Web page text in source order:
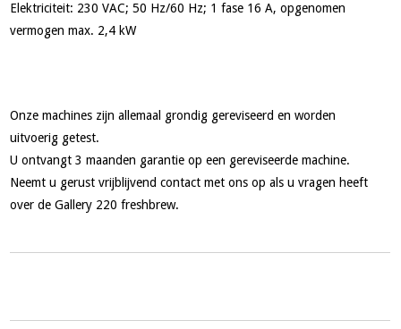
Elektriciteit: 230 VAC; 50 Hz/60 Hz; 1 fase 16 A, opgenomen
vermogen max. 2,4 kW
Onze machines zijn allemaal grondig gereviseerd en worden
uitvoerig getest.
U ontvangt 3 maanden garantie op een gereviseerde machine.
Neemt u gerust vrijblijvend contact met ons op als u vragen heeft
over de Gallery 220 freshbrew.